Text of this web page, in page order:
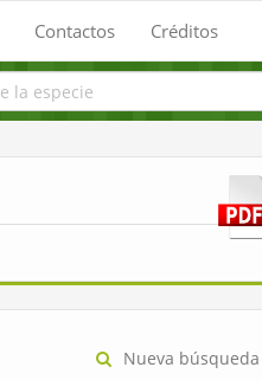
Contactos Créditos
Nueva búsqueda